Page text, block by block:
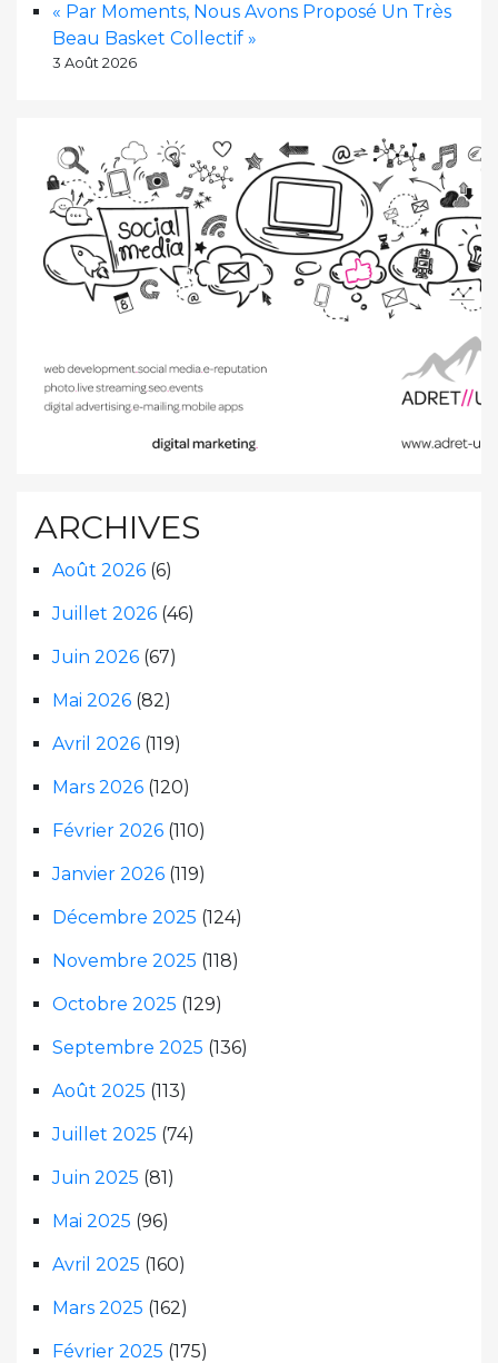
« Par Moments, Nous Avons Proposé Un Très
Beau Basket Collectif »
3 Août 2026
ARCHIVES
Août 2026 (6)
Juillet 2026 (46)
Juin 2026 (67)
Mai 2026 (82)
Avril 2026 (119)
Mars 2026 (120)
Février 2026 (110)
Janvier 2026 (119)
Décembre 2025 (124)
Novembre 2025 (118)
Octobre 2025 (129)
Septembre 2025 (136)
Août 2025 (113)
Juillet 2025 (74)
Juin 2025 (81)
Mai 2025 (96)
Avril 2025 (160)
Mars 2025 (162)
Février 2025 (175)